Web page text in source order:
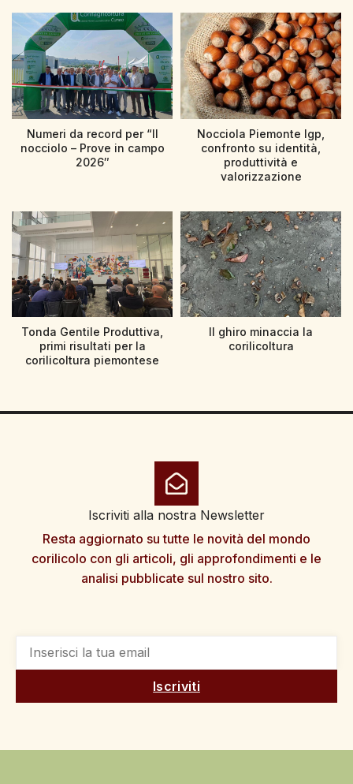
Numeri da record per “Il
nocciolo – Prove in campo
2026″
Nocciola Piemonte Igp,
confronto su identità,
produttività e
valorizzazione
Tonda Gentile Produttiva,
primi risultati per la
corilicoltura piemontese
Il ghiro minaccia la
corilicoltura
Iscriviti alla nostra Newsletter
Resta aggiornato su tutte le novità del mondo
corilicolo con gli articoli, gli approfondimenti e le
analisi pubblicate sul nostro sito.
Iscriviti